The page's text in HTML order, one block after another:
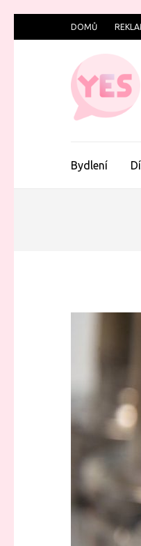
na
DOMŮ
Bydlení